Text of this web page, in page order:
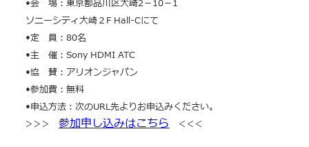
•会 場：東京都品川区大崎2－10－1
ソニーシティ大崎２F Hall-Cにて
•定 員：80名
•主 催：Sony HDMI ATC
•協 賛：アリオンジャパン
•参加費：無料
•申込方法：次のURL先よりお申込みください。
＞＞＞参加申し込みはこちら ＜＜＜